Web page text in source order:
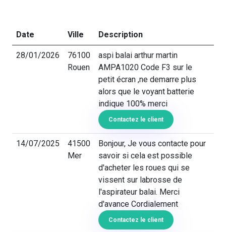
Date Ville Description
28/01/2026
76100
Rouen
aspi balai arthur martin
AMPA1020 Code F3 sur le
petit écran ,ne demarre plus
alors que le voyant batterie
indique 100% merci
Contactez le client
14/07/2025
41500
Mer
Bonjour, Je vous contacte pour
savoir si cela est possible
d'acheter les roues qui se
vissent sur labrosse de
l'aspirateur balai. Merci
d'avance Cordialement
Contactez le client